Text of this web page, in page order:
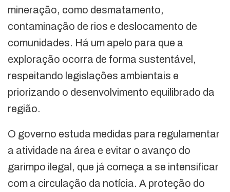
mineração, como desmatamento,
contaminação de rios e deslocamento de
comunidades. Há um apelo para que a
exploração ocorra de forma sustentável,
respeitando legislações ambientais e
priorizando o desenvolvimento equilibrado da
região.
O governo estuda medidas para regulamentar
a atividade na área e evitar o avanço do
garimpo ilegal, que já começa a se intensificar
com a circulação da notícia. A proteção do